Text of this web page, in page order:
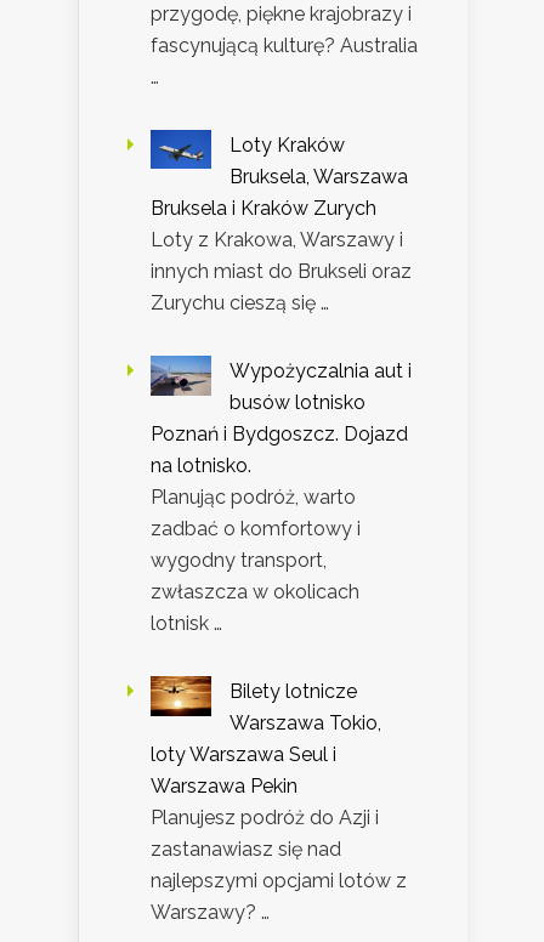
przygodę, piękne krajobrazy i
fascynującą kulturę? Australia
…
Loty Kraków
Bruksela, Warszawa
Bruksela i Kraków Zurych
Loty z Krakowa, Warszawy i
innych miast do Brukseli oraz
Zurychu cieszą się …
Wypożyczalnia aut i
busów lotnisko
Poznań i Bydgoszcz. Dojazd
na lotnisko.
Planując podróż, warto
zadbać o komfortowy i
wygodny transport,
zwłaszcza w okolicach
lotnisk …
Bilety lotnicze
Warszawa Tokio,
loty Warszawa Seul i
Warszawa Pekin
Planujesz podróż do Azji i
zastanawiasz się nad
najlepszymi opcjami lotów z
Warszawy? …